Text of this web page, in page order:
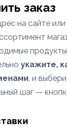
заказ
на сайте
укажите,
, и
шаг —